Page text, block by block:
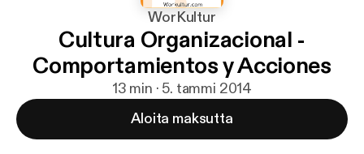
WorKultur
Cultura Organizacional -
Comportamientos y Acciones
13 min · 5. tammi 2014
Aloita maksutta